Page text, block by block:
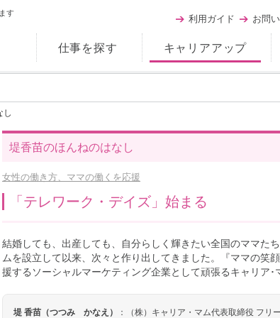
す
仕事を探す キャリアアップ
利用ガイド お問
し
堤香苗のほんねのはなし
女性の働き方、ママの働くを応援
「テレワーク・デイズ」始まる
結婚しても、出産しても、自分らしく輝きたい全国のママた
ムを設立して以来、次々と作り出してきました。『ママの笑
援するソーシャルマーケティング企業として頑張るキャリア･
堤 香苗（つつみ かなえ）
：（株）キャリア・マム代表取締役 フリ